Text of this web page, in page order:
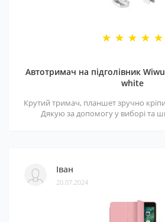
Автотримач на підголівник
white
Крутий тримач, планшет зручно
Дякую за допомогу у виборі та
Іван
20.07.2024